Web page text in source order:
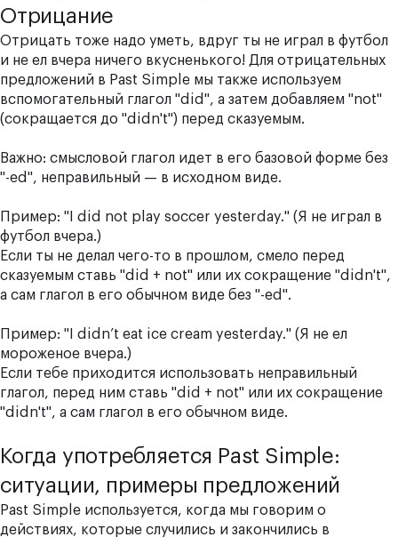
Отрицание
Отрицать тоже надо уметь, вдруг ты не играл в футбол
и не ел вчера ничего вкусненького! Для отрицательных
предложений в Past Simple мы также используем
вспомогательный глагол "did", а затем добавляем "not"
(сокращается до "didn't") перед сказуемым.
Важно: смысловой глагол идет в его базовой форме без
"-ed", неправильный — в исходном виде.
Пример: "I did not play soccer yesterday." (Я не играл в
футбол вчера.)
Если ты не делал чего-то в прошлом, смело перед
сказуемым ставь "did + not" или их сокращение "didn't",
а сам глагол в его обычном виде без "-ed".
Пример: "I didn’t eat ice cream yesterday." (Я не ел
мороженое вчера.)
Если тебе приходится использовать неправильный
глагол, перед ним ставь "did + not" или их сокращение
"didn't", а сам глагол в его обычном виде.
Когда употребляется Past Simple:
ситуации, примеры предложений
Past Simple используется, когда мы говорим о
действиях, которые случились и закончились в